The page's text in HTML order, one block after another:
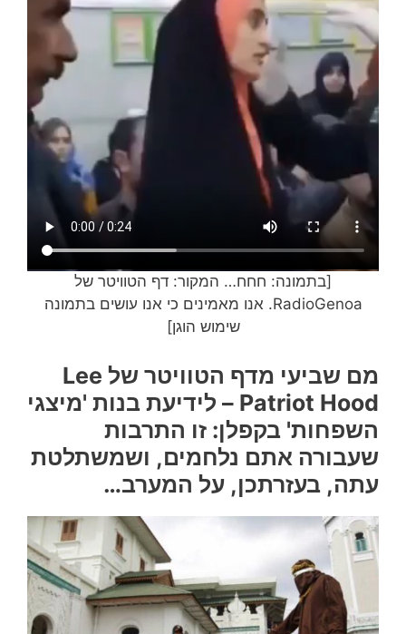
[בתמונה: חחח… המקור: דף הטוויטר של
RadioGenoa. אנו מאמינים כי אנו עושים בתמונה
שימוש הוגן]
מם שביעי מדף הטוויטר של Lee
Patriot Hood – לידיעת בנות 'מיצגי
השפחות' בקפלן: זו התרבות
שעבורה אתם נלחמים, ושמשתלטת
עתה, בעזרתכן, על המערב…